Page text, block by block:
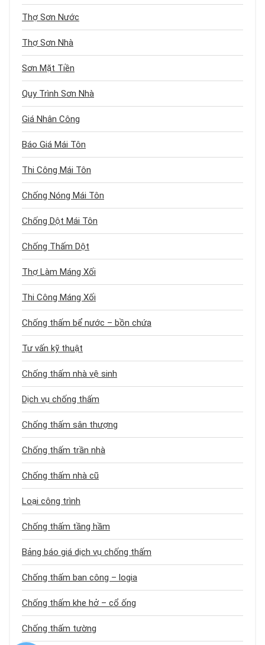
Thợ Sơn Nước
Thợ Sơn Nhà
Sơn Mặt Tiền
Quy Trình Sơn Nhà
Giá Nhân Công
Báo Giá Mái Tôn
Thi Công Mái Tôn
Chống Nóng Mái Tôn
Chống Dột Mái Tôn
Chống Thấm Dột
Thợ Làm Máng Xối
Thi Công Máng Xối
Chống thấm bể nước – bồn chứa
Tư vấn kỹ thuật
Chống thấm nhà vệ sinh
Dịch vụ chống thấm
Chống thấm sân thượng
Chống thấm trần nhà
Chống thấm nhà cũ
Loại công trình
Chống thấm tầng hầm
Bảng báo giá dịch vụ chống thấm
Chống thấm ban công – logia
Chống thấm khe hở – cổ ống
Chống thấm tường